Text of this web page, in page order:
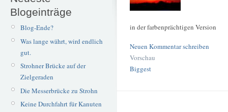
Blogeinträge
Blog-Ende?
Was lange währt, wird endlich
gut.
Strohner Brücke auf der
Zielgeraden
Die Messerbrücke zu Strohn
Keine Durchfahrt für Kanuten
in der farbenprächtigen Version
Neuen Kommentar schreiben
Vorschau
Biggest